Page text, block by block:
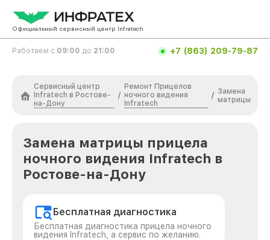
Официальный сервисный центр Infratech
Работаем с 09:00 до 21:00 +7 (863) 209-79-87
Сервисный центр
Infratech в Ростове-
на-Дону
/
Ремонт Прицелов
ночного видения
Infratech
/ Замена
матрицы
Замена матрицы прицела
ночного видения Infratech в
Ростове-на-Дону
Бесплатная диагностика
Бесплатная диагностика прицела ночного
видения Infratech, а сервис по желанию.